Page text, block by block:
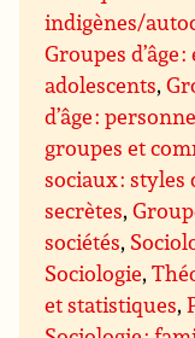
indigènes/
Groupes d’âge
adolescents,
d’âge :
groupes et
sociaux :
secrètes,
sociétés,
Sociologie,
et statistiques,